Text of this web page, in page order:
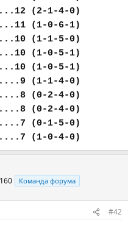
(2-1-4-0)
(1-0-6-1)
(1-1-5-0)
(1-0-5-1)
(1-0-5-1)
(1-1-4-0)
(0-2-4-0)
(0-2-4-0)
(0-1-5-0)
(1-0-4-0)
Команда форума
#42